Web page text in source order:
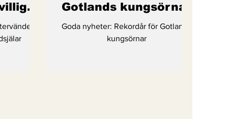
–
Gotlands kungsörnar
Goda nyheter: Rekordår för Gotlands
kungsörnar